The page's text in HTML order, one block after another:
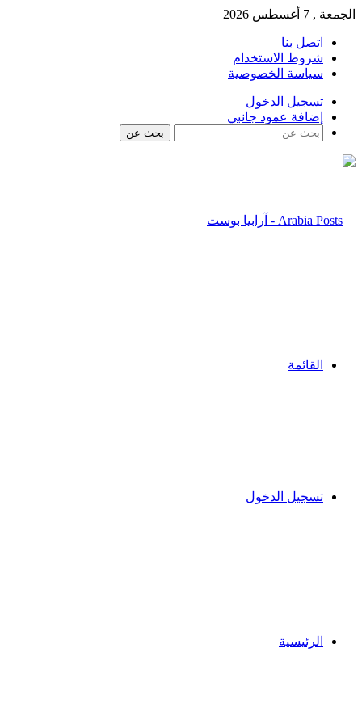
الجمعة , 7 أغسطس 2026
اتصل بنا
شروط الاستخدام
سياسة الخصوصية
تسجيل الدخول
إضافة عمود جانبي
بحث عن
القائمة
تسجيل الدخول
الرئيسية